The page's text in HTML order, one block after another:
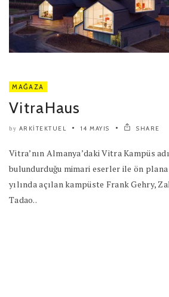
MAĞAZA
VitraHaus
by ARKITEKTUEL 14 MAYIS SHARE
Vitra’nın Almanya’daki Vitra Kampüs
bulundurduğu mimari eserler ile ön plana
yılında açılan kampüste Frank Gehry,
Tadao..